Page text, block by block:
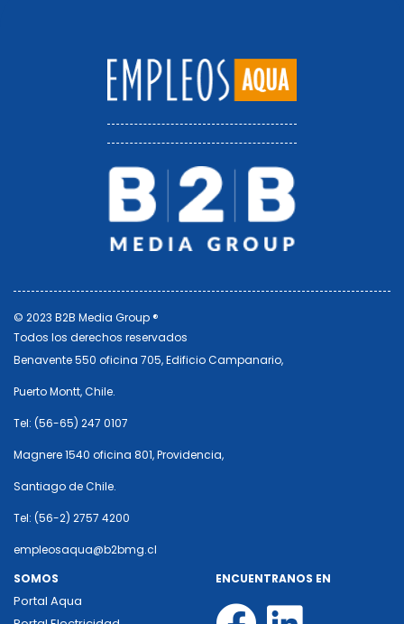
© 2023 B2B Media Group ®
Todos los derechos reservados
Benavente 550 oficina 705, Edificio Campanario,
Puerto Montt, Chile.
Tel: (56-65) 247 0107
Magnere 1540 oficina 801, Providencia,
Santiago de Chile.
Tel: (56-2) 2757 4200
empleosaqua@b2bmg.cl
SOMOS
Portal Aqua
ENCUENTRANOS EN